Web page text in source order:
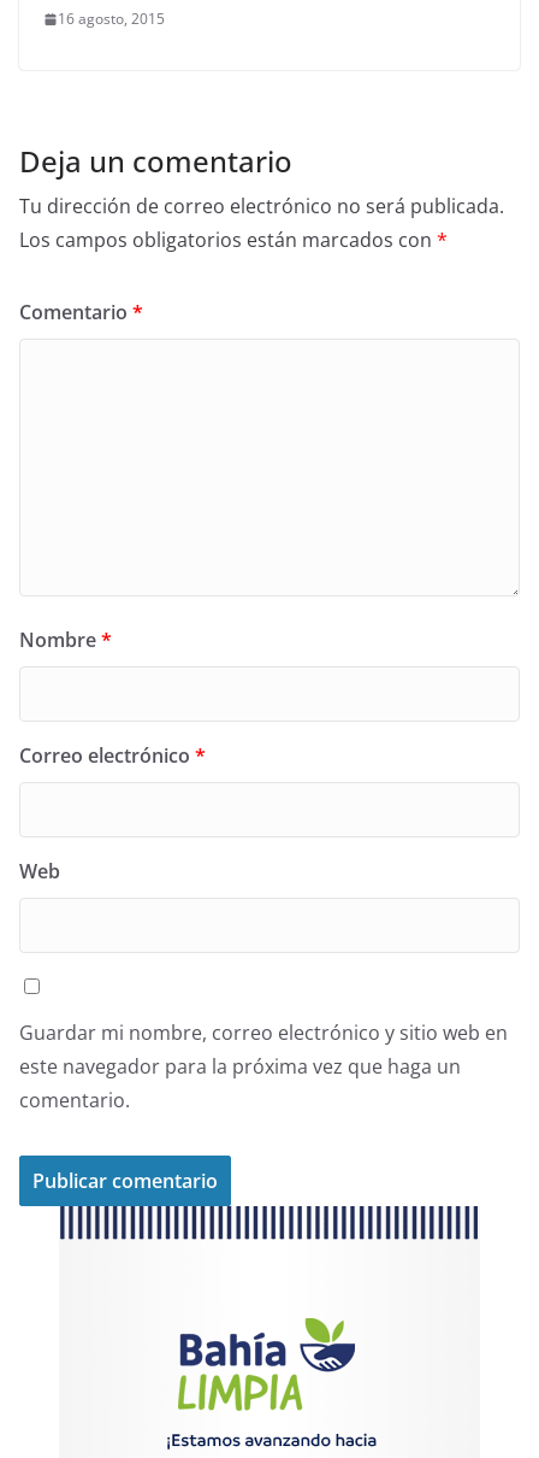
16 agosto, 2015
Deja un comentario
Tu dirección de correo electrónico no será publicada.
Los campos obligatorios están marcados con *
Comentario *
Nombre*
Correo electrónico *
Web
Guardar mi nombre, correo electrónico y sitio web en
este navegador para la próxima vez que haga un
comentario.